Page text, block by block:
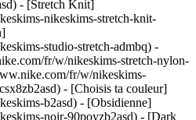
- [Stretch Knit]
nikeskims-stretch-knit-
studio-stretch-admbq) -
fr/w/nikeskims-stretch-nylon-
fr/w/nikeskims-
- [Choisis ta couleur]
b2asd) - [Obsidienne]
noir-90poyzb2asd) - [Dark